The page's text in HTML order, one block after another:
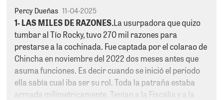
Percy Dueñas 11-04-2025
1- LAS MILES DE RAZONES.La usurpadora que quizo
tumbar al Tío Rocky, tuvo 270 mil razones para
prestarse a la cochinada. Fue captada por el colarao de
Chincha en noviembre del 2022 dos meses antes que
asuma funciones. Es decir cuando se inició el periodo
ella sabía cual iba ser su rol. Toda la patraña estaba
armada milimetricamente. Tenían a la Fiscalía y a la